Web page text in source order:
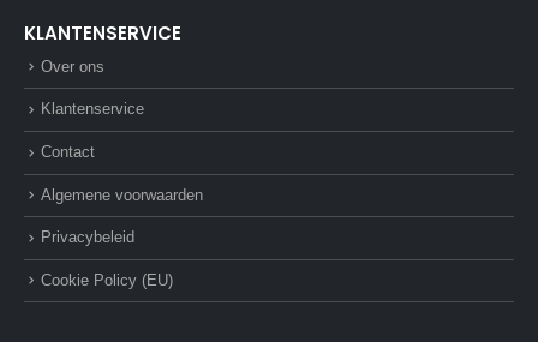
KLANTENSERVICE
Over ons
Klantenservice
Contact
Algemene voorwaarden
Privacybeleid
Cookie Policy (EU)